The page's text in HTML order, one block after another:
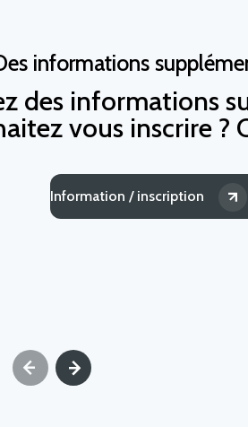
informations
des informations
vous inscrire ?
Information / inscription